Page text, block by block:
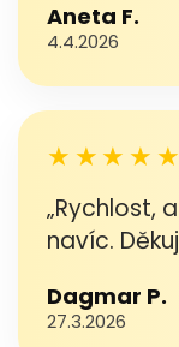
Aneta F.
4.4.2026
★★★★★
„Rychlost,
navíc.
Dagmar P.
27.3.2026